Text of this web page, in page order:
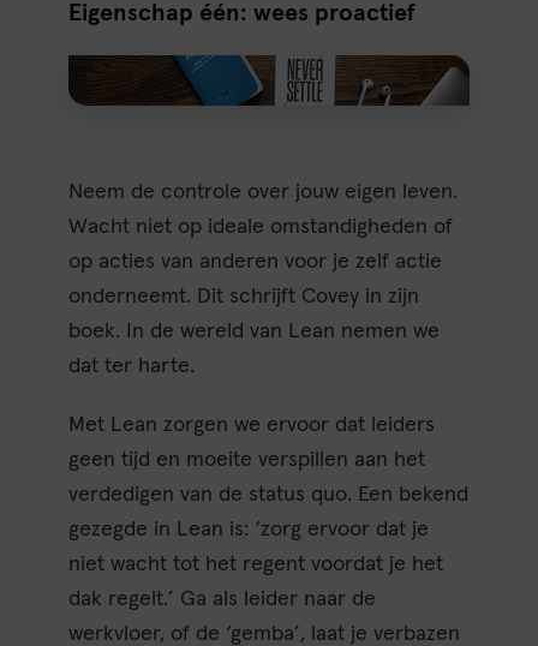
Eigenschap één: wees proactief
Neem de controle over jouw eigen leven.
Wacht niet op ideale omstandigheden of
op acties van anderen voor je zelf actie
onderneemt. Dit schrijft Covey in zijn
boek. In de wereld van Lean nemen we
dat ter harte.
Met Lean zorgen we ervoor dat leiders
geen tijd en moeite verspillen aan het
verdedigen van de status quo. Een bekend
gezegde in Lean is: ‘zorg ervoor dat je
niet wacht tot het regent voordat je het
dak regelt.’ Ga als leider naar de
werkvloer, of de ‘gemba’, laat je verbazen